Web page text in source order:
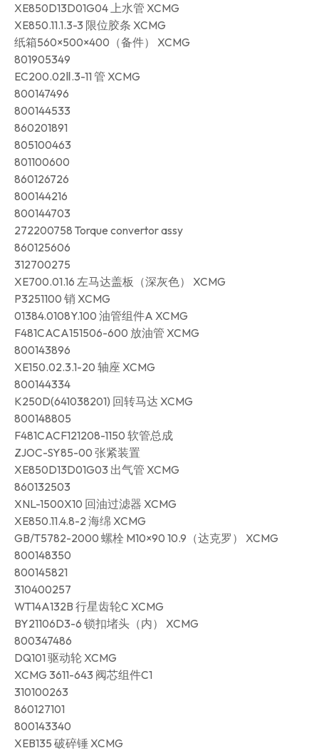
XE850D13D01G04 上水管 XCMG
XE850.11.1.3-3 限位胶条 XCMG
纸箱560×500×400（备件） XCMG
801905349
EC200.02Ⅱ.3-11 管 XCMG
800147496
800144533
860201891
805100463
801100600
860126726
800144216
800144703
272200758 Torque convertor assy
860125606
312700275
XE700.01.16 左马达盖板（深灰色） XCMG
P3251100 销 XCMG
01384.0108Y.100 油管组件A XCMG
F481CACA151506-600 放油管 XCMG
800143896
XE150.02.3.1-20 轴座 XCMG
800144334
K250D(641038201) 回转马达 XCMG
800148805
F481CACF121208-1150 软管总成
ZJOC-SY85-00 张紧装置
XE850D13D01G03 出气管 XCMG
860132503
XNL-1500X10 回油过滤器 XCMG
XE850.11.4.8-2 海绵 XCMG
GB/T5782-2000 螺栓 M10×90 10.9（达克罗） XCMG
800148350
800145821
310400257
WT14A132B 行星齿轮C XCMG
BY21106D3-6 锁扣堵头（内） XCMG
800347486
DQ101 驱动轮 XCMG
XCMG 3611-643 阀芯组件C1
310100263
860127101
800143340
XEB135 破碎锤 XCMG